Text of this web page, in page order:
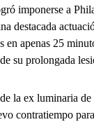
imponerse a
destacada
en apenas 25
su prolongada
la ex luminaria de
contratiempo